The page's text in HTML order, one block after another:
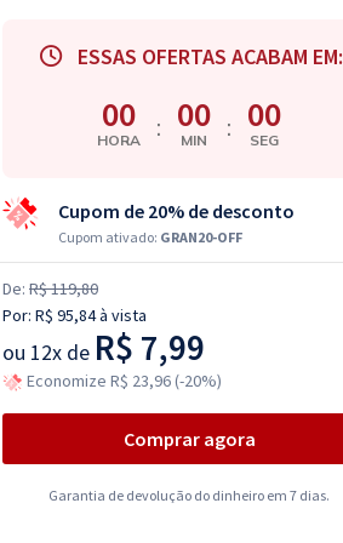
ESSAS OFERTAS ACABAM EM:
00
HORA : 00
MIN : 00
SEG
Cupom de 20% de desconto
Cupom ativado: GRAN20-OFF
De: R$ 119,80
Por: R$ 95,84à vista
ou 12x de R$ 7,99
Economize R$ 23,96 (-20%)
Comprar agora
Garantia de devolução do dinheiro em 7 dias.